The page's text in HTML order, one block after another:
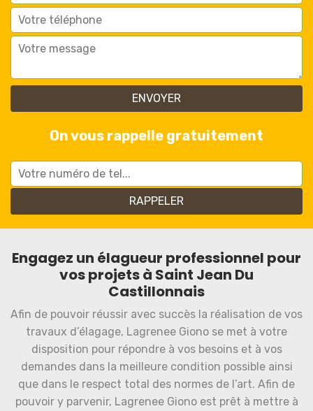
On vous rappelle gratuitement
Engagez un élagueur professionnel pour
vos projets à Saint Jean Du
Castillonnais
Afin de pouvoir réussir avec succès la réalisation de vos
travaux d’élagage, Lagrenee Giono se met à votre
disposition pour répondre à vos besoins et à vos
demandes dans la meilleure condition possible ainsi
que dans le respect total des normes de l’art. Afin de
pouvoir y parvenir, Lagrenee Giono est prêt à mettre à